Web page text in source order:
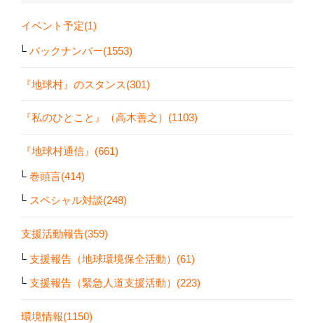
イベント予定(1)
バックナンバー(1553)
『地球村』のスタンス(301)
『私のひとこと』（高木善之）(1103)
『地球村通信』(661)
巻頭言(414)
スペシャル対談(248)
支援活動報告(359)
支援報告（地球環境保全活動）(61)
支援報告（緊急人道支援活動）(223)
環境情報(1150)